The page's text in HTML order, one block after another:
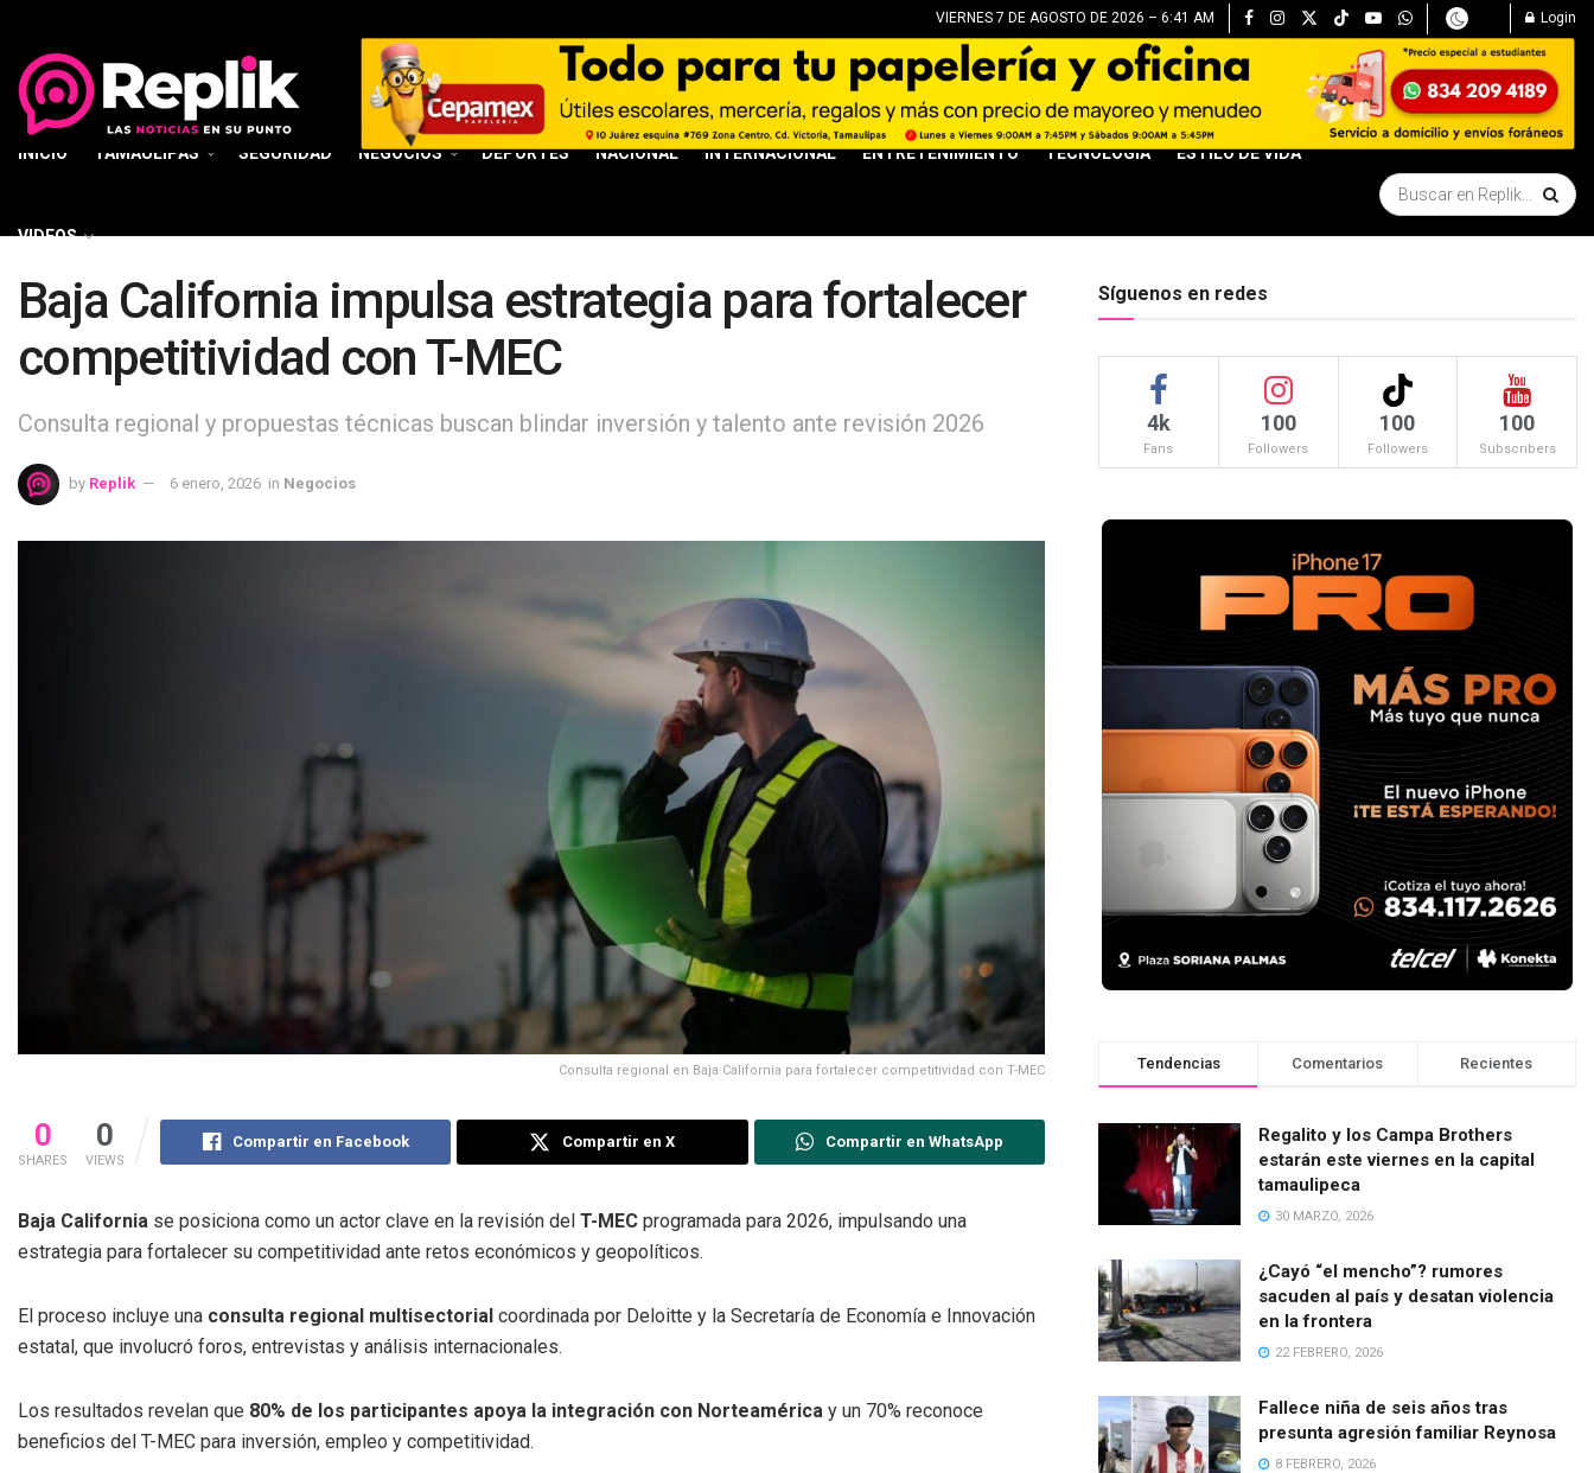
VIERNES 7 DE AGOSTO DE 2026 – 6:41 AM Login
INICIO TAMAULIPAS SEGURIDAD NEGOCIOS DEPORTES NACIONAL INTERNACIONAL ENTRETENIMIENTO TECNOLOGÍA ESTILO DE VIDA
VIDEOS
Baja California impulsa estrategia para fortalecer
competitividad con T-MEC
Consulta regional y propuestas técnicas buscan blindar inversión y talento ante revisión 2026
by Replik 6 enero, 2026 in Negocios
Consulta regional en Baja California para fortalecer competitividad con T-MEC
0
SHARES
0
VIEWS
Compartir en Facebook Compartir en X Compartir en WhatsApp
Baja California se posiciona como un actor clave en la revisión del T-MEC programada para 2026, impulsando una
estrategia para fortalecer su competitividad ante retos económicos y geopolíticos.
El proceso incluye una consulta regional multisectorial coordinada por Deloitte y la Secretaría de Economía e Innovación
estatal, que involucró foros, entrevistas y análisis internacionales.
Los resultados revelan que 80% de los participantes apoya la integración con Norteamérica y un 70% reconoce
beneficios del T-MEC para inversión, empleo y competitividad.
Síguenos en redes
4k
Fans
100
Followers
100
Followers
100
Subscribers
Tendencias Comentarios Recientes
Regalito y los Campa Brothers
estarán este viernes en la capital
tamaulipeca
30 MARZO, 2026
¿Cayó “el mencho”? rumores
sacuden al país y desatan violencia
en la frontera
22 FEBRERO, 2026
Fallece niña de seis años tras
presunta agresión familiar Reynosa
8 FEBRERO, 2026